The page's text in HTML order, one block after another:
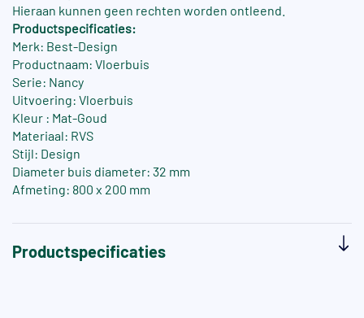
Hieraan kunnen geen rechten worden ontleend.
Productspecificaties:
Merk: Best-Design
Productnaam: Vloerbuis
Serie: Nancy
Uitvoering: Vloerbuis
Kleur : Mat-Goud
Materiaal: RVS
Stijl: Design
Diameter buis diameter: 32 mm
Afmeting: 800 x 200 mm
Productspecificaties